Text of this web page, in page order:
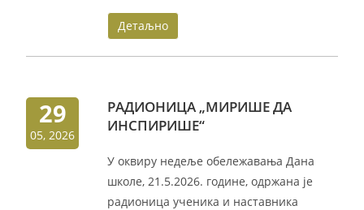
Детаљно
29
05, 2026
РАДИОНИЦА „МИРИШЕ ДА
ИНСПИРИШЕ“
У оквиру недеље обележавања Дана
школе, 21.5.2026. године, одржана је
радионица ученика и наставника